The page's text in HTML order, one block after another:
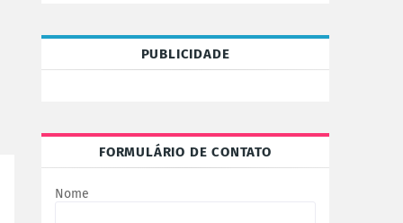
PUBLICIDADE
FORMULÁRIO DE CONTATO
Nome